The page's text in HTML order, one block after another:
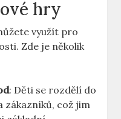
hry
využít pro
Zde je několik
: Děti se rozdělí do
zákazníků, což jim